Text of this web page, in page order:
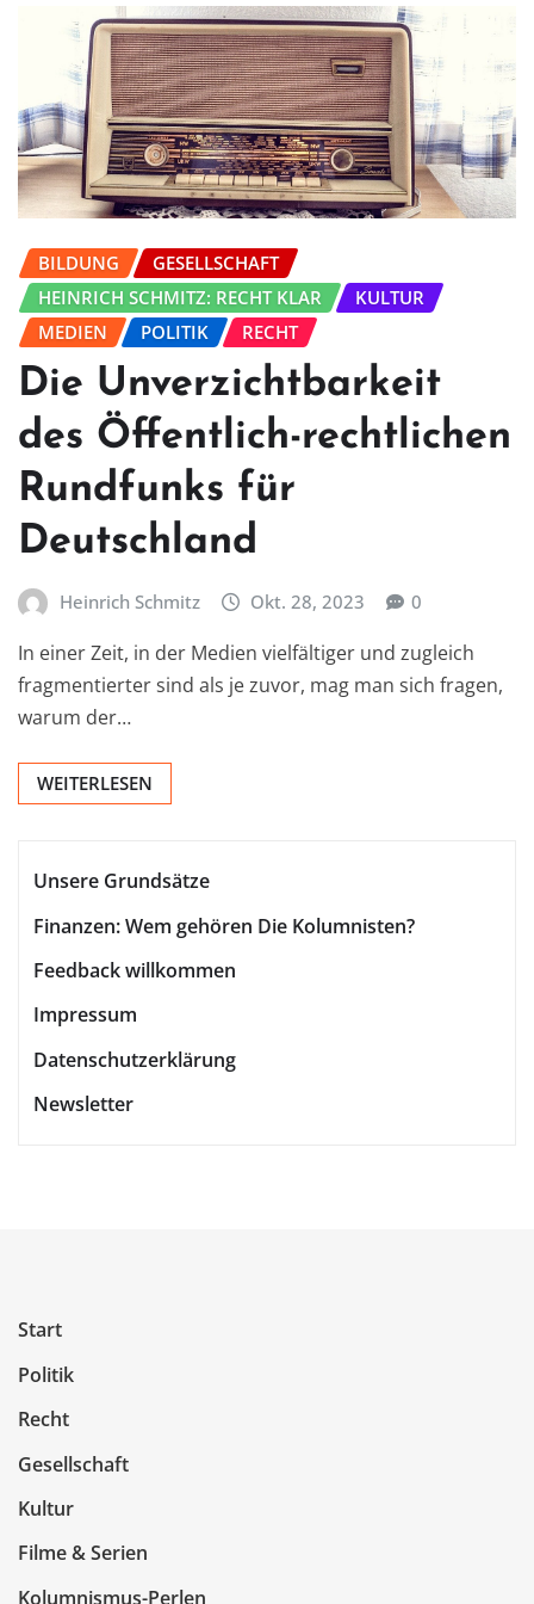
BILDUNG
GESELLSCHAFT
HEINRICH SCHMITZ: RECHT KLAR
KULTUR
MEDIEN
POLITIK RECHT
Die Unverzichtbarkeit
des Öffentlich-rechtlichen
Rundfunks für
Deutschland
Heinrich Schmitz Okt. 28, 2023 0
In einer Zeit, in der Medien vielfältiger und zugleich
fragmentierter sind als je zuvor, mag man sich fragen,
warum der…
WEITERLESEN
Unsere Grundsätze
Finanzen: Wem gehören Die Kolumnisten?
Feedback willkommen
Impressum
Datenschutzerklärung
Newsletter
Start
Politik
Recht
Gesellschaft
Kultur
Filme & Serien
Kolumnismus-Perlen